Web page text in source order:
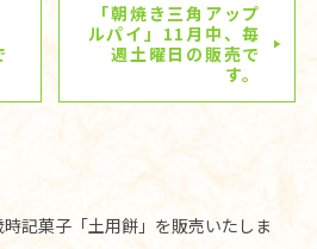
「朝焼き三角アップ
ルパイ」11月中、毎
週土曜日の販売で
す。
記菓子「土用餅」を販売いたしま